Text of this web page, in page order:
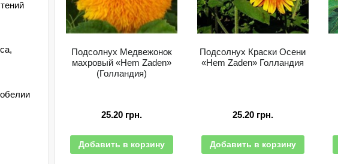
Подсолнух Медвежонок
махровый «Hem Zaden»
(Голландия)
25.20 грн.
Добавить в корзину
Подсолнух Краски Осени
«Hem Zaden» Голландия
25.20 грн.
Добавить в корзину